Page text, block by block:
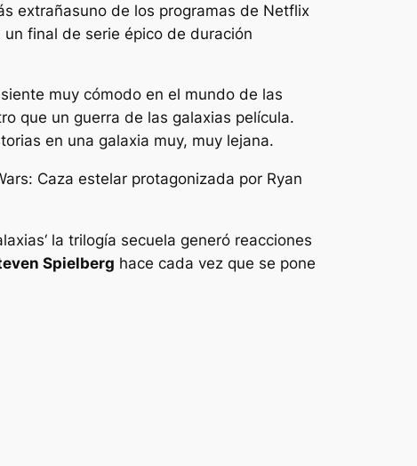
extrañasuno de los programas de Netflix
final de serie épico de duración
muy cómodo en el mundo de las
que un guerra de las galaxias película.
en una galaxia muy, muy lejana.
Caza estelar protagonizada por Ryan
‘ la trilogía secuela generó reacciones
Spielberg hace cada vez que se pone